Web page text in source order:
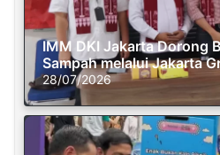
IMM DKI Jakarta Dorong
Sampah melalui Jakarta
28/07/2026